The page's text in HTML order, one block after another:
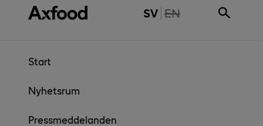
Gå direkt till innehåll SV THE PAGE IS NOT
EN
Start
Nyhetsrum
Pressmeddelanden